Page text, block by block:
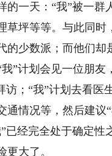
一天：“我”被一群
草坪等等。与此同
的少数派；而他们
”计划会见一位朋
访；“我”计划去看
通情况等，然后建
经完全处于确定性
更大了。